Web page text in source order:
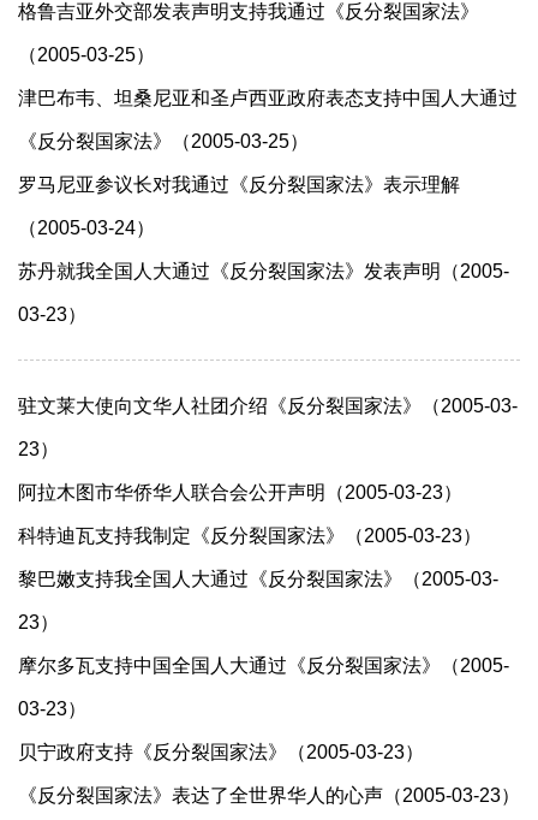
格鲁吉亚外交部发表声明支持我通过《反分裂国家法》
（2005-03-25）
津巴布韦、坦桑尼亚和圣卢西亚政府表态支持中国人大通过
《反分裂国家法》（2005-03-25）
罗马尼亚参议长对我通过《反分裂国家法》表示理解
（2005-03-24）
苏丹就我全国人大通过《反分裂国家法》发表声明（2005-
03-23）
驻文莱大使向文华人社团介绍《反分裂国家法》（2005-03-
23）
阿拉木图市华侨华人联合会公开声明（2005-03-23）
科特迪瓦支持我制定《反分裂国家法》（2005-03-23）
黎巴嫩支持我全国人大通过《反分裂国家法》（2005-03-
23）
摩尔多瓦支持中国全国人大通过《反分裂国家法》（2005-
03-23）
贝宁政府支持《反分裂国家法》（2005-03-23）
《反分裂国家法》表达了全世界华人的心声（2005-03-23）